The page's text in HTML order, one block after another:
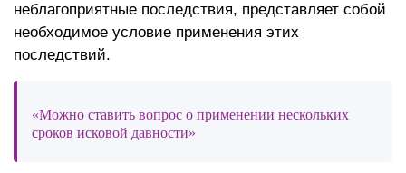
неблагоприятные последствия, представляет собой
необходимое условие применения этих
последствий.
«Можно ставить вопрос о применении нескольких
сроков исковой давности»